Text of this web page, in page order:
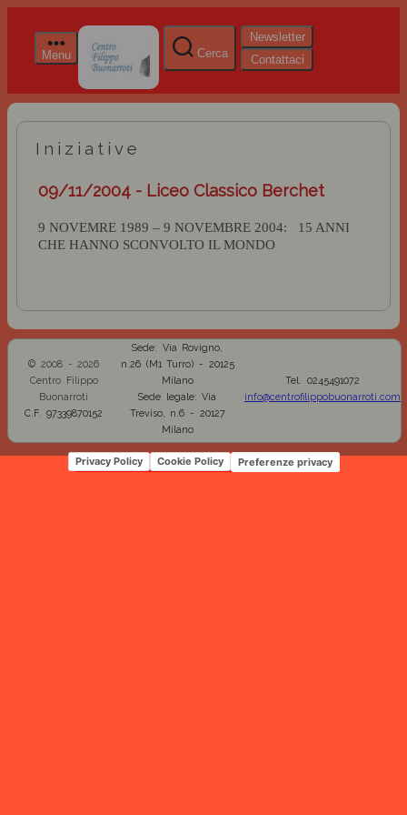
Menu Cerca
Newsletter
Contattaci
Iniziative
09/11/2004 - Liceo Classico Berchet
9 NOVEMRE 1989 – 9 NOVEMBRE 2004:
15 ANNI
CHE HANNO SCONVOLTO IL MONDO
© 2008 - 2026
Centro Filippo
Buonarroti
C.F. 97339870152
Sede: Via Rovigno,
n.26 (M1 Turro) - 20125
Milano
Sede legale: Via
Treviso, n.6 - 20127
Milano
Tel. 0245491072
info@centrofilippobuonarroti.com
Privacy Policy Cookie Policy Preferenze privacy